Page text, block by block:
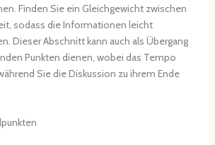
Finden Sie ein Gleichgewicht zwischen
sodass die Informationen leicht
Dieser Abschnitt kann auch als Übergang
Punkten dienen, wobei das Tempo
Sie die Diskussion zu ihrem Ende